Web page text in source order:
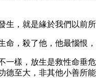
就是緣於我們以前所
殺了他，他最惱恨，
樣，放生是救性命垂危
德至大，非其他小善所